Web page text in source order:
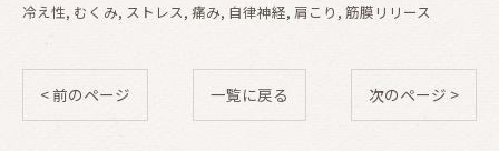
冷え性 むくみ ストレス 痛み 自律神経 肩こり 筋膜リリース
< 前のページ 一覧に戻る 次のページ >